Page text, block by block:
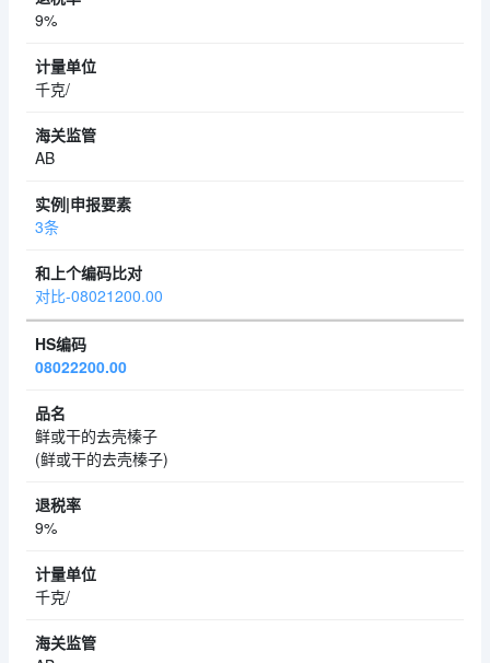
9%
千克/
AB
3条
对比-08021200.00
08022200.00
鲜或干的去壳榛子
(鲜或干的去壳榛子)
9%
千克/